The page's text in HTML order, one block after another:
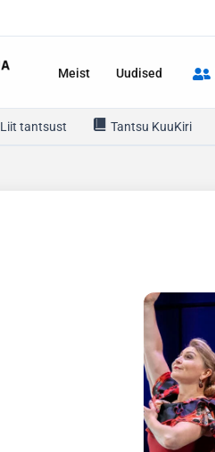
Meist Uudised
Liit tantsust Tantsu KuuKiri